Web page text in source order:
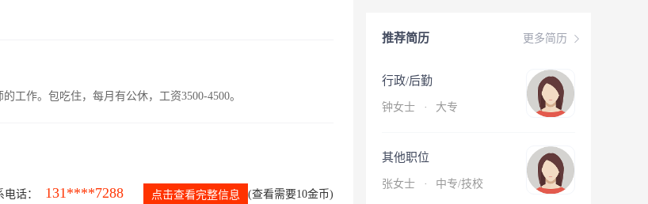
工作。包吃住，每月有公休，工资3500-4500。
电话： 131****7288 点击查看完整信息 (查看需要10金币)
更多简历
推荐简历
行政/后勤
钟女士 · 大专
其他职位
张女士 · 中专/技校